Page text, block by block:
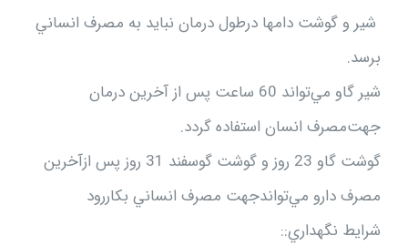
شير و گوشت‌ دامها درطول‌ درمان‌ نبايد به‌ مصرف‌ انساني‌
برسد.
شير گاو مي‌تواند 60 ساعت‌ پس‌ از آخرين‌ درمان‌
جهت‌مصرف‌ انسان‌ استفاده‌ گردد.
گوشت‌ گاو 23 روز و گوشت‌ گوسفند 31 روز پس‌ ازآخرين‌
مصرف‌ دارو مي‌تواندجهت‌ مصرف‌ انساني‌ بكاررود
شرايط‌ نگهداري‌::